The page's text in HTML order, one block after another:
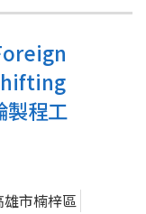
製程工
雄市楠梓區